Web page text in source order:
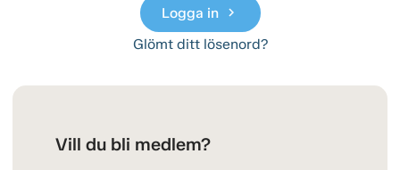
Logga in chevron_right
Glömt ditt lösenord?
Vill du bli medlem?